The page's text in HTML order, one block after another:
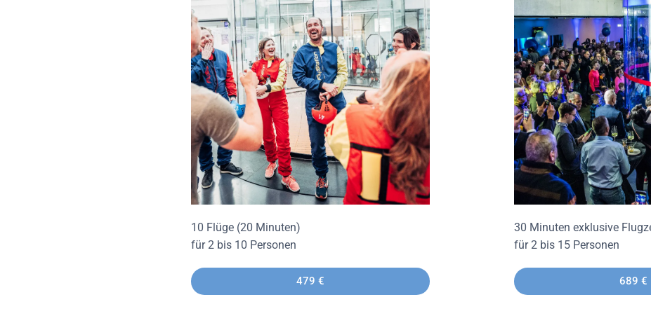
10 Flüge (20 Minuten)
für 2 bis 10 Personen
479 €
30 Minuten exklusive
für 2 bis 15 Personen
689 €